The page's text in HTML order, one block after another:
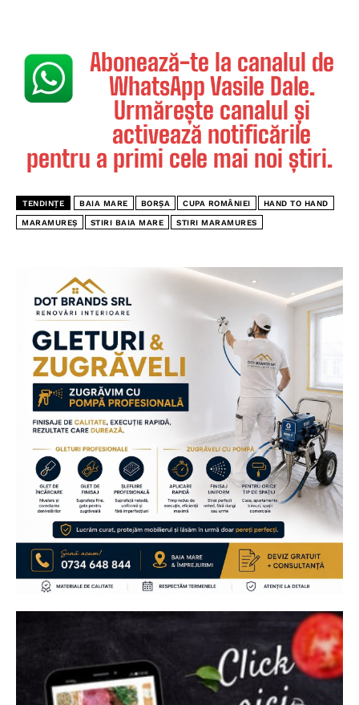
Abonează-te la canalul de
WhatsApp Vasile Dale.
Urmărește canalul și
activează notificările
pentru a primi cele mai noi știri.
TENDINȚE BAIA MARE BORȘA CUPA ROMÂNIEI HAND TO HAND
MARAMUREȘ STIRI BAIA MARE STIRI MARAMURES